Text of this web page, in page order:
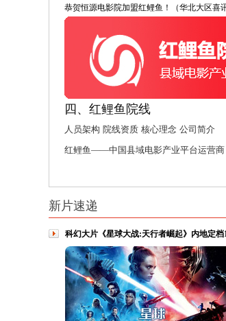
恭贺恒源电影院加盟红鲤鱼！（华北大区喜讯
四、红鲤鱼院线
人员架构 院线资质 核心理念 公司简介
红鲤鱼——中国县域电影产
新片速递
科幻大片《星球大战:天行者崛起》内地定档